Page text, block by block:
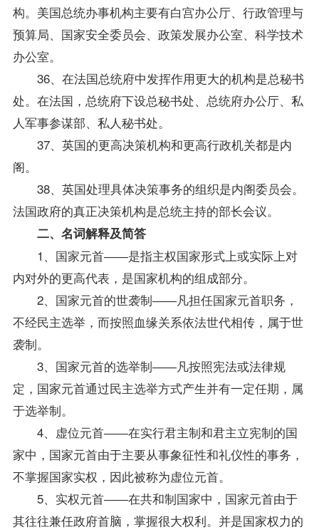
构。美国总统办事机构主要有白宫办公厅、行政管理与
预算局、国家安全委员会、 政策发展办公室、科学技术
办公室。
36、在法国总统府中发挥作用更大的机构是总秘书
处。在法国，总统府下设总秘书处、总统府办公厅、私
人军事参谋部、私人秘书处。
37、英国的更高决策机构和更高行政机关都是内
阁。
38、英国处理具体决策事务的组织是内阁委员会。
法国政府的真正决策机构是总统主持的部长会议。
二、名词解释及简答
1、国家元首――是指主权国家形式上或实际上对
内对外的更高代表，是国家机构的组成部分。
2、国家元首的世袭制――凡担任国家元首职务，
不经民主选举，而按照血缘关系依法世代相传，属于世
袭制。
3、国家元首的选举制――凡按照宪法或法律规
定，国家元首通过民主选举方式产生并有一定任期，属
于选举制。
4、虚位元首――在实行君主制和君主立宪制的国
家中，国家元首由于主要从事象征性和礼仪性的事务，
不掌握国家实权，因此被称为虚位元首。
5、实权元首――在共和制国家中，国家元首由于
其往往兼任政府首脑，掌握很大权利。并是国家权力的